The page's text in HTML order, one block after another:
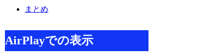
まとめ
AirPlayでの表示